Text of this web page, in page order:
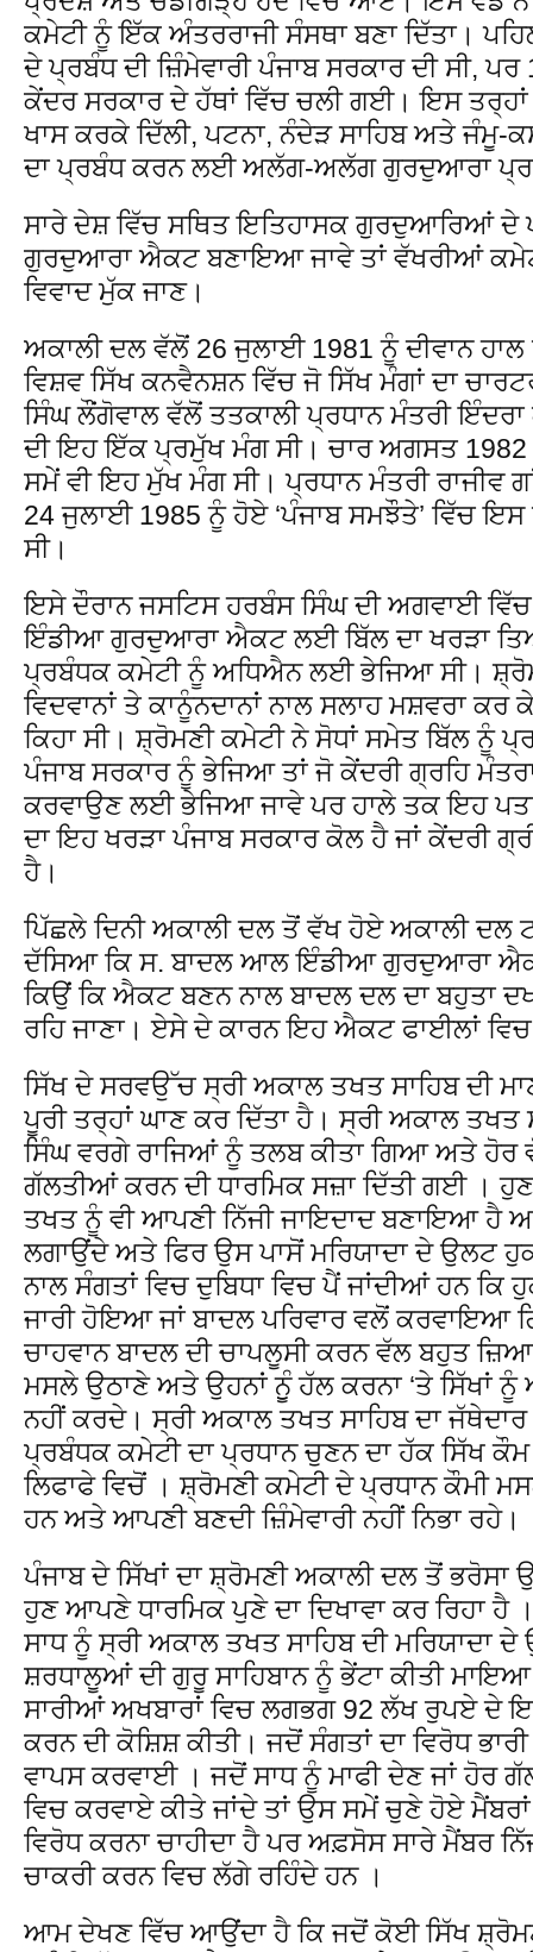
ਕਮੇਟੀ ਨੂੰ ਇੱਕ ਅੰਤਰਰਾਜੀ ਸੰਸਥਾ ਬਣਾ ਦਿੱਤਾ।
ਦੇ ਪ੍ਰਬੰਧ ਦੀ ਜ਼ਿੰਮੇਵਾਰੀ ਪੰਜਾਬ ਸਰਕਾਰ ਦੀ ਸੀ,
ਕੇਂਦਰ ਸਰਕਾਰ ਦੇ ਹੱਥਾਂ ਵਿੱਚ ਚਲੀ ਗਈ। ਇਸ ਤਰ੍ਹਾਂ
ਖਾਸ ਕਰਕੇ ਦਿੱਲੀ, ਪਟਨਾ, ਨੰਦੇੜ ਸਾਹਿਬ ਅਤੇ
ਦਾ ਪ੍ਰਬੰਧ ਕਰਨ ਲਈ ਅਲੱਗ-ਅਲੱਗ ਗੁਰਦੁਆਰਾ
ਸਾਰੇ ਦੇਸ਼ ਵਿੱਚ ਸਥਿਤ ਇਤਿਹਾਸਕ ਗੁਰਦੁਆਰਿਆਂ
ਗੁਰਦੁਆਰਾ ਐਕਟ ਬਣਾਇਆ ਜਾਵੇ ਤਾਂ ਵੱਖਰੀਆਂ
ਵਿਵਾਦ ਮੁੱਕ ਜਾਣ।
ਅਕਾਲੀ ਦਲ ਵੱਲੋਂ 26 ਜੁਲਾਈ 1981 ਨੂੰ ਦੀਵਾਨ ਹਾਲ
ਵਿਸ਼ਵ ਸਿੱਖ ਕਨਵੈਨਸ਼ਨ ਵਿੱਚ ਜੋ ਸਿੱਖ ਮੰਗਾਂ ਦਾ
ਸਿੰਘ ਲੌਂਗੋਵਾਲ ਵੱਲੋਂ ਤਤਕਾਲੀ ਪ੍ਰਧਾਨ ਮੰਤਰੀ
ਦੀ ਇਹ ਇੱਕ ਪ੍ਰਮੁੱਖ ਮੰਗ ਸੀ। ਚਾਰ ਅਗਸਤ 1982
ਸਮੇਂ ਵੀ ਇਹ ਮੁੱਖ ਮੰਗ ਸੀ। ਪ੍ਰਧਾਨ ਮੰਤਰੀ ਰਾਜੀਵ
24 ਜੁਲਾਈ 1985 ਨੂੰ ਹੋਏ ‘ਪੰਜਾਬ ਸਮਝੌਤੇ’ ਵਿੱਚ
ਸੀ।
ਇਸੇ ਦੌਰਾਨ ਜਸਟਿਸ ਹਰਬੰਸ ਸਿੰਘ ਦੀ ਅਗਵਾਈ
ਇੰਡੀਆ ਗੁਰਦੁਆਰਾ ਐਕਟ ਲਈ ਬਿੱਲ ਦਾ ਖਰੜਾ
ਪ੍ਰਬੰਧਕ ਕਮੇਟੀ ਨੂੰ ਅਧਿਐਨ ਲਈ ਭੇਜਿਆ ਸੀ।
ਵਿਦਵਾਨਾਂ ਤੇ ਕਾਨੂੰਨਦਾਨਾਂ ਨਾਲ ਸਲਾਹ ਮਸ਼ਵਰਾ
ਕਿਹਾ ਸੀ। ਸ਼੍ਰੋਮਣੀ ਕਮੇਟੀ ਨੇ ਸੋਧਾਂ ਸਮੇਤ ਬਿੱਲ ਨੂੰ
ਪੰਜਾਬ ਸਰਕਾਰ ਨੂੰ ਭੇਜਿਆ ਤਾਂ ਜੋ ਕੇਂਦਰੀ ਗ੍ਰਹਿ
ਕਰਵਾਉਣ ਲਈ ਭੇਜਿਆ ਜਾਵੇ ਪਰ ਹਾਲੇ ਤਕ ਇਹ
ਦਾ ਇਹ ਖਰੜਾ ਪੰਜਾਬ ਸਰਕਾਰ ਕੋਲ ਹੈ ਜਾਂ ਕੇਂਦਰੀ
ਹੈ।
ਪਿੱਛਲੇ ਦਿਨੀ ਅਕਾਲੀ ਦਲ ਤੋਂ ਵੱਖ ਹੋਏ ਅਕਾਲੀ
ਦੱਸਿਆ ਕਿ ਸ. ਬਾਦਲ ਆਲ ਇੰਡੀਆ ਗੁਰਦੁਆਰਾ
ਕਿਉਂ ਕਿ ਐਕਟ ਬਣਨ ਨਾਲ ਬਾਦਲ ਦਲ ਦਾ ਬਹੁਤਾ
ਰਹਿ ਜਾਣਾ। ਏਸੇ ਦੇ ਕਾਰਨ ਇਹ ਐਕਟ ਫਾਈਲਾਂ
ਸਿੱਖ ਦੇ ਸਰਵਉੱਚ ਸ੍ਰੀ ਅਕਾਲ ਤਖਤ ਸਾਹਿਬ ਦੀ
ਪੂਰੀ ਤਰ੍ਹਾਂ ਘਾਣ ਕਰ ਦਿੱਤਾ ਹੈ। ਸ੍ਰੀ ਅਕਾਲ ਤਖਤ
ਸਿੰਘ ਵਰਗੇ ਰਾਜਿਆਂ ਨੂੰ ਤਲਬ ਕੀਤਾ ਗਿਆ ਅਤੇ
ਗੱਲਤੀਆਂ ਕਰਨ ਦੀ ਧਾਰਮਿਕ ਸਜ਼ਾ ਦਿੱਤੀ ਗਈ ।
ਤਖਤ ਨੂੰ ਵੀ ਆਪਣੀ ਨਿੱਜੀ ਜਾਇਦਾਦ ਬਣਾਇਆ ਹੈ
ਲਗਾਉਂਦੇ ਅਤੇ ਫਿਰ ਉਸ ਪਾਸੋਂ ਮਰਿਯਾਦਾ ਦੇ ਉਲਟ
ਨਾਲ ਸੰਗਤਾਂ ਵਿਚ ਦੁਬਿਧਾ ਵਿਚ ਪੈਂ ਜਾਂਦੀਆਂ ਹਨ ਕਿ
ਜਾਰੀ ਹੋਇਆ ਜਾਂ ਬਾਦਲ ਪਰਿਵਾਰ ਵਲੋਂ ਕਰਵਾਇਆ
ਚਾਹਵਾਨ ਬਾਦਲ ਦੀ ਚਾਪਲੂਸੀ ਕਰਨ ਵੱਲ ਬਹੁਤ
ਮਸਲੇ ਉਠਾਣੇ ਅਤੇ ਉਹਨਾਂ ਨੁੂੰ ਹੱਲ ਕਰਨਾ ‘ਤੇ ਸਿੱਖਾਂ
ਨਹੀਂ ਕਰਦੇ। ਸ੍ਰੀ ਅਕਾਲ ਤਖਤ ਸਾਹਿਬ ਦਾ
ਪ੍ਰਬੰਧਕ ਕਮੇਟੀ ਦਾ ਪ੍ਰਧਾਨ ਚੁਣਨ ਦਾ ਹੱਕ ਸਿੱਖ ਕੌਮ
ਲਿਫਾਫੇ ਵਿਚੋਂ । ਸ਼੍ਰੋਮਣੀ ਕਮੇਟੀ ਦੇ ਪ੍ਰਧਾਨ ਕੌਮੀ
ਹਨ ਅਤੇ ਆਪਣੀ ਬਣਦੀ ਜ਼ਿੰਮੇਵਾਰੀ ਨਹੀਂ ਨਿਭਾ ਰਹੇ।
ਪੰਜਾਬ ਦੇ ਸਿੱਖਾਂ ਦਾ ਸ਼੍ਰੋਮਣੀ ਅਕਾਲੀ ਦਲ ਤੋਂ ਭਰੋਸਾ
ਹੁਣ ਆਪਣੇ ਧਾਰਮਿਕ ਪੁਣੇ ਦਾ ਦਿਖਾਵਾ ਕਰ ਰਿਹਾ ਹੈ
ਸਾਧ ਨੂੰ ਸ੍ਰੀ ਅਕਾਲ ਤਖਤ ਸਾਹਿਬ ਦੀ ਮਰਿਯਾਦਾ
ਸ਼ਰਧਾਲੂਆਂ ਦੀ ਗੁਰੂ ਸਾਹਿਬਾਨ ਨੂੰ ਭੇਂਟਾ ਕੀਤੀ
ਸਾਰੀਆਂ ਅਖਬਾਰਾਂ ਵਿਚ ਲਗਭਗ 92 ਲੱਖ ਰੁਪਏ ਦੇ
ਕਰਨ ਦੀ ਕੋਸ਼ਿਸ਼ ਕੀਤੀ। ਜਦੋਂ ਸੰਗਤਾਂ ਦਾ ਵਿਰੋਧ
ਵਾਪਸ ਕਰਵਾਈ । ਜਦੋਂ ਸਾਧ ਨੂੰ ਮਾਫੀ ਦੇਣ ਜਾਂ ਹੋਰ
ਵਿਚ ਕਰਵਾਏ ਕੀਤੇ ਜਾਂਦੇ ਤਾਂ ਉਸ ਸਮੇਂ ਚੁਣੇ ਹੋਏ
ਵਿਰੋਧ ਕਰਨਾ ਚਾਹੀਦਾ ਹੈ ਪਰ ਅਫ਼ਸੋਸ ਸਾਰੇ ਮੈਂਬਰ
ਚਾਕਰੀ ਕਰਨ ਵਿਚ ਲੱਗੇ ਰਹਿੰਦੇ ਹਨ ।
ਆਮ ਦੇਖਣ ਵਿੱਚ ਆਉਂਦਾ ਹੈ ਕਿ ਜਦੋਂ ਕੋਈ ਸਿੱਖ